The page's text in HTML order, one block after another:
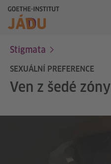
Stigmata
SEXUÁLNÍ PREFERENCE
Ven z šedé zóny